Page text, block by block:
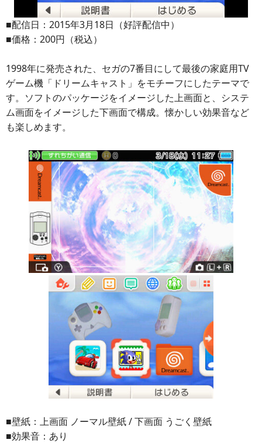
■配信日：2015年3月18日（好評配信中）
■価格：200円（税込）
1998年に発売された、セガの7番目にして最後の家庭用TV
ゲーム機「ドリームキャスト」をモチーフにしたテーマで
す。ソフトのパッケージをイメージした上画面と、システ
ム画面をイメージした下画面で構成。懐かしい効果音など
も楽しめます。
■壁紙：上画面 ノーマル壁紙 / 下画面 うごく壁紙
■効果音：あり